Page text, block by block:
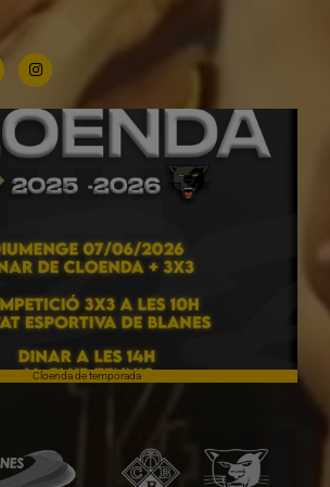
Cloenda de temporada